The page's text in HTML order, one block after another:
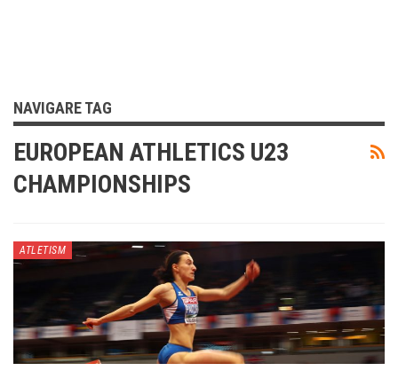
NAVIGARE TAG
EUROPEAN ATHLETICS U23
CHAMPIONSHIPS
ATLETISM